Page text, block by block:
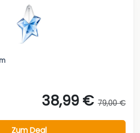
38,99 € 79,00 €
Zum Deal